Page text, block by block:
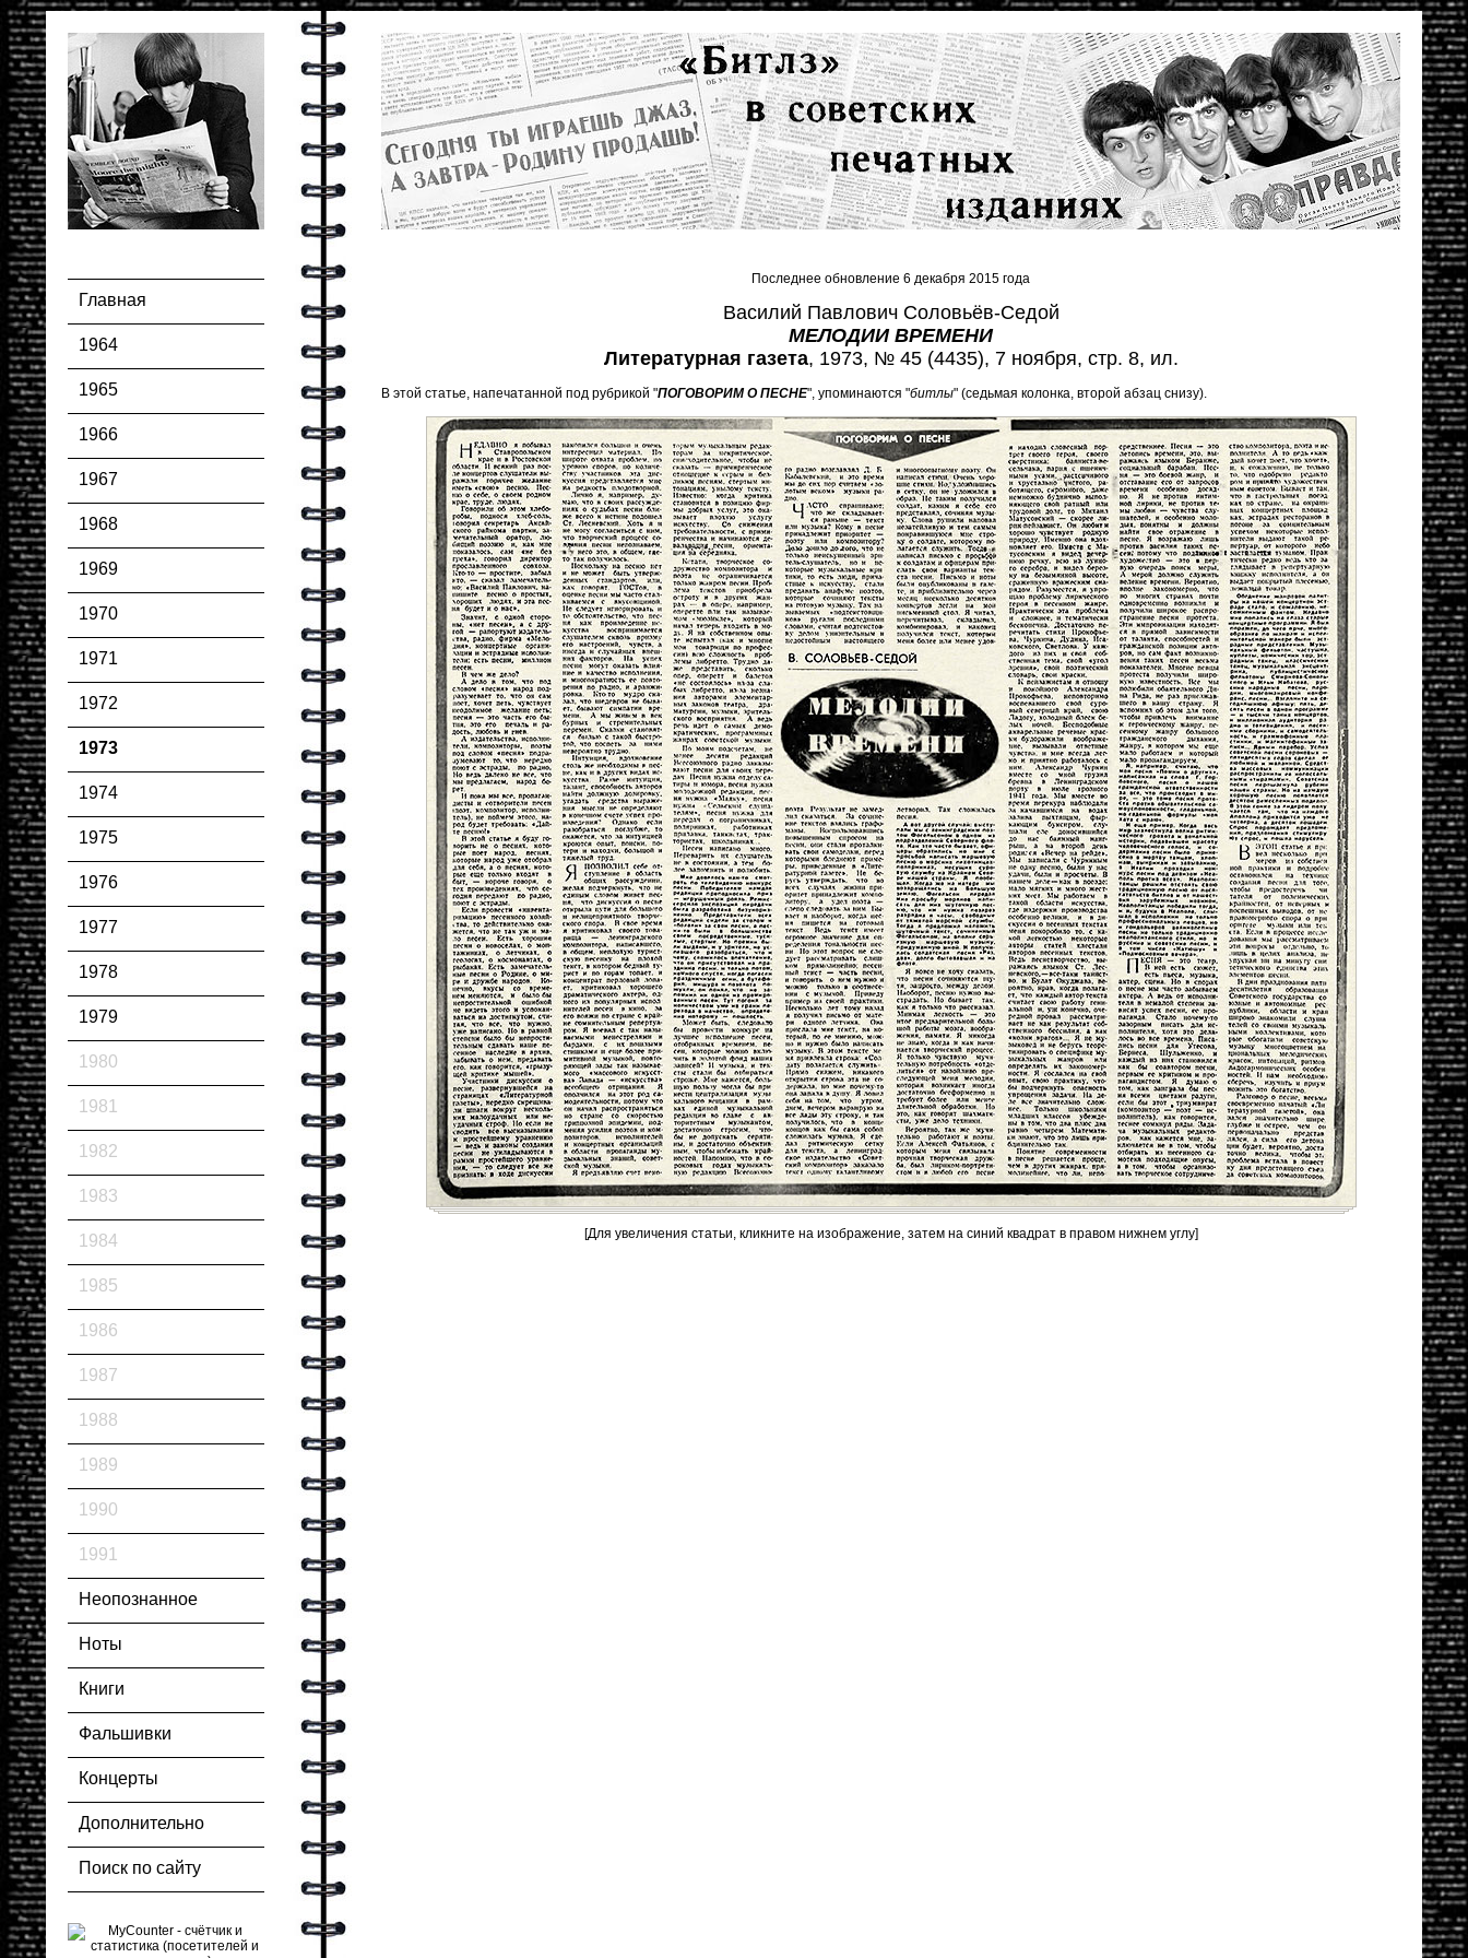
Главная
1964
1965
1966
1967
1968
1969
1970
1971
1972
1973
1974
1975
1976
1977
1978
1979
1980
1981
1982
1983
1984
1985
1986
1987
1988
1989
1990
1991
Неопознанное
Ноты
Книги
Фальшивки
Концерты
Дополнительно
Поиск по сайту
Последнее обновление 6 декабря 2015 года
Василий Павлович Соловьёв-Седой
МЕЛОДИИ ВРЕМЕНИ
Литературная газета, 1973, № 45 (4435), 7 ноября, стр. 8, ил.
В этой статье, напечатанной под рубрикой "ПОГОВОРИМ О ПЕСНЕ", упоминаются "битлы" (седьмая колонка, второй абзац снизу).
[Для увеличения статьи, кликните на изображение, затем на синий квадрат в правом нижнем углу]